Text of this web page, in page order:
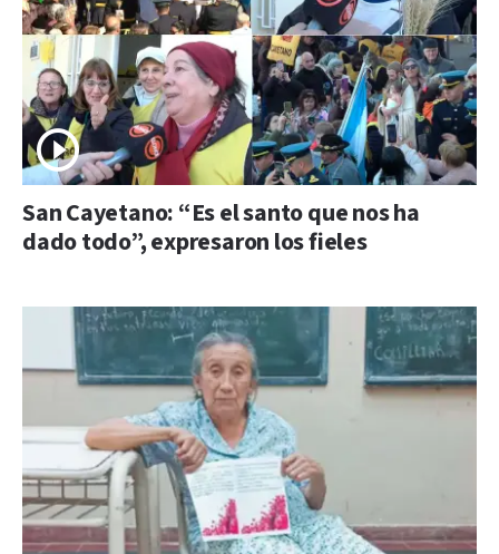
San Cayetano: “Es el santo que nos ha
dado todo”, expresaron los fieles